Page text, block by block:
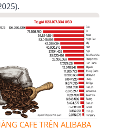
CAFE TRÊN ALIBABA